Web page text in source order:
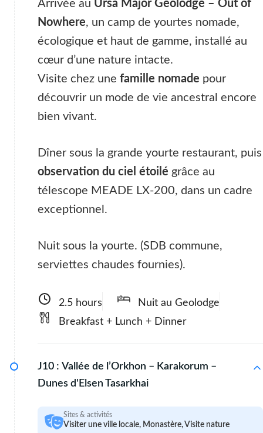
Arrivée au Ursa Major Geolodge – Out of
Nowhere, un camp de yourtes nomade,
écologique et haut de gamme, installé au
cœur d’une nature intacte.
Visite chez une famille nomade pour
découvrir un mode de vie ancestral encore
bien vivant.
Dîner sous la grande yourte restaurant, puis
observation du ciel étoilé grâce au
télescope MEADE LX-200, dans un cadre
exceptionnel.
Nuit sous la yourte. (SDB commune,
serviettes chaudes fournies).
2.5 hours
Nuit au Geolodge
Breakfast + Lunch + Dinner
J10 : Vallée de l’Orkhon – Karakorum –
Dunes d'Elsen Tasarkhai
Sites & activités
Visiter une ville locale, Monastère, Visite nature